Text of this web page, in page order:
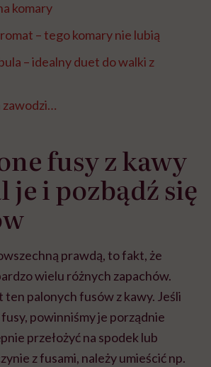
komary
– tego komary nie lubią
– idealny duet do walki z
zawodzi…
fusy z kawy
je i pozbądź się
prawdą, to fakt, że
wielu różnych zapachów.
ten palonych fusów z kawy. Jeśli
powinniśmy je porządnie
przełożyć na spodek lub
z fusami, należy umieścić np.